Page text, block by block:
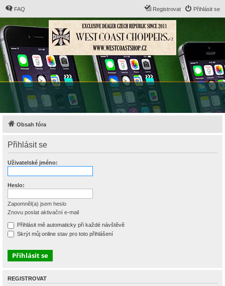
FAQ Přihlásit se
Registrovat
Obsah fóra
Přihlásit se
Uživatelské jméno:
Heslo:
Zapomněl(a) jsem heslo
Znovu poslat aktivační e-mail
Přihlásit mě automaticky při každé návštěvě
Skrýt můj online stav pro toto přihlášení
REGISTROVAT